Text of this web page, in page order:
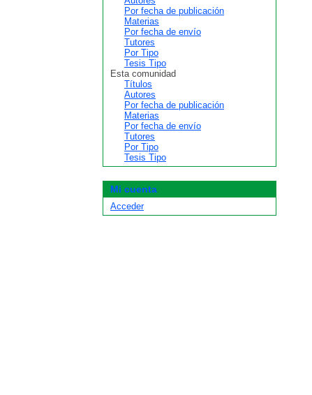
Por fecha de publicación
Materias
Por fecha de envío
Tutores
Por Tipo
Tesis Tipo
Esta comunidad
Títulos
Autores
Por fecha de publicación
Materias
Por fecha de envío
Tutores
Por Tipo
Tesis Tipo
Mi cuenta
Acceder